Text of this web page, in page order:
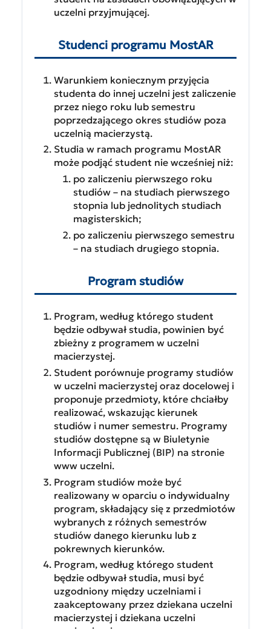
uczelni przyjmującej.
Studenci programu MostAR
Warunkiem koniecznym przyjęcia
studenta do innej uczelni jest zaliczenie
przez niego roku lub semestru
poprzedzającego okres studiów poza
uczelnią macierzystą.
Studia w ramach programu MostAR
może podjąć student nie wcześniej niż:
po zaliczeniu pierwszego roku
studiów – na studiach pierwszego
stopnia lub jednolitych studiach
magisterskich;
po zaliczeniu pierwszego semestru
– na studiach drugiego stopnia.
Program studiów
Program, według którego student
będzie odbywał studia, powinien być
zbieżny z programem w uczelni
macierzystej.
Student porównuje programy studiów
w uczelni macierzystej oraz docelowej i
proponuje przedmioty, które chciałby
realizować, wskazując kierunek
studiów i numer semestru. Programy
studiów dostępne są w Biuletynie
Informacji Publicznej (BIP) na stronie
www uczelni.
Program studiów może być
realizowany w oparciu o indywidualny
program, składający się z przedmiotów
wybranych z różnych semestrów
studiów danego kierunku lub z
pokrewnych kierunków.
Program, według którego student
będzie odbywał studia, musi być
uzgodniony między uczelniami i
zaakceptowany przez dziekana uczelni
macierzystej i dziekana uczelni